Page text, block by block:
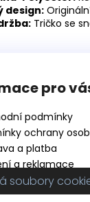
soubory
design:
Tričko se
pro
podmínky
ochrany
a platba
a reklamace